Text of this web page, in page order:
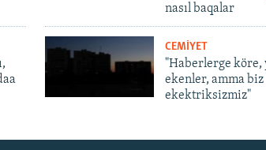
nasıl baqalar
CEMİYET
"Haberlerge köre,
ekenler, amma
ekektriksizmiz"